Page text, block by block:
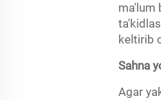
ma'lum
keltirib
Sahna
Agar